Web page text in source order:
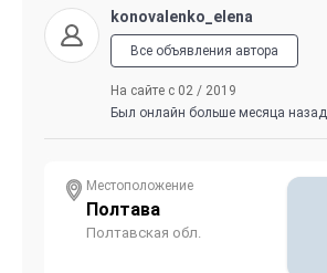
konovalenko_elena
Все объявления автора
На сайте с 02 / 2019
Был онлайн больше месяца назад
Местоположение
Полтава
Полтавская обл.